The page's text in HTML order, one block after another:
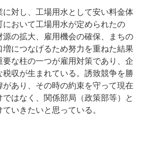
対し、工場用水として安い料金体
おいて工場用水が定められたの
の拡大、雇用機会の確保、まちの
につなげるため努力を重ねた結果
な柱の一つが雇用対策であり、企
収が生まれている。誘致競争を勝
あり、その時の約束を守って現在
はなく、関係部局（政策部等）と
いきたいと思っている。